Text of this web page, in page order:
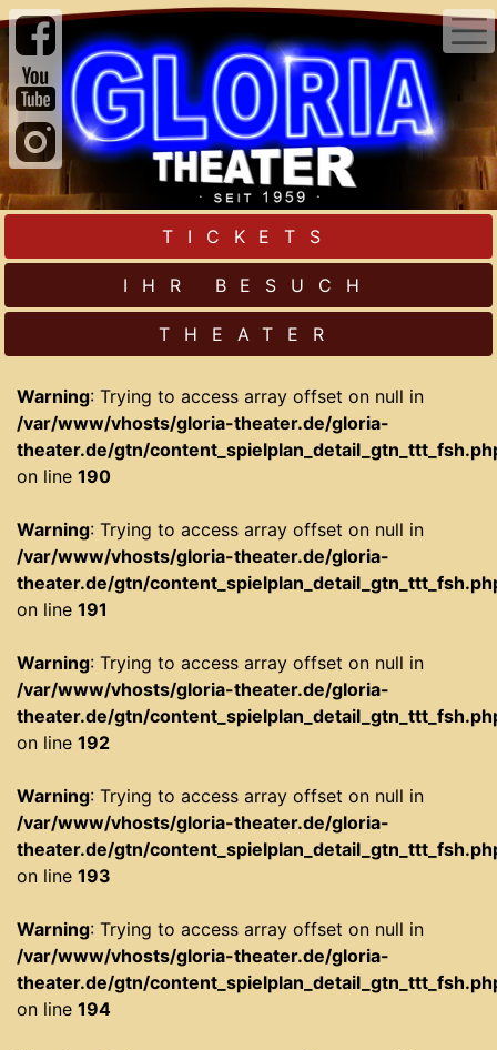
TICKETS
IHR BESUCH
THEATER
Warning: Trying to access array offset on null in
/var/www/vhosts/gloria-theater.de/gloria-
theater.de/gtn/
on line 190
Warning: Trying to access array offset on null in
/var/www/vhosts/gloria-theater.de/gloria-
theater.de/gtn/
on line 191
Warning: Trying to access array offset on null in
/var/www/vhosts/gloria-theater.de/gloria-
theater.de/gtn/
on line 192
Warning: Trying to access array offset on null in
/var/www/vhosts/gloria-theater.de/gloria-
theater.de/gtn/
on line 193
Warning: Trying to access array offset on null in
/var/www/vhosts/gloria-theater.de/gloria-
theater.de/gtn/
on line 194